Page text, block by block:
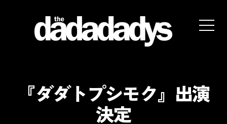
website
『ダダトプシモク』出演
決定